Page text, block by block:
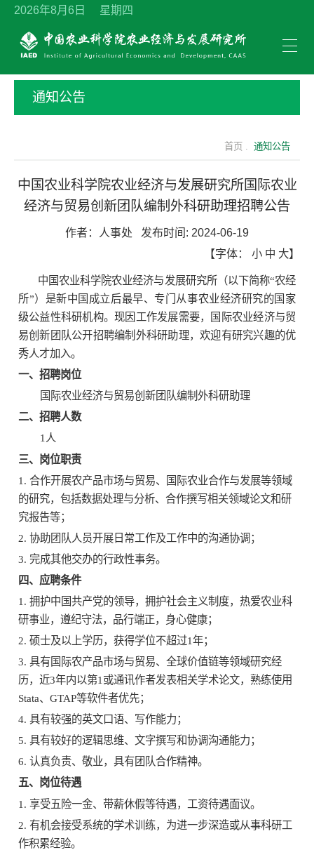
2026年8月6日 星期四
通知公告
首页 . 通知公告
中国农业科学院农业经济与发展研究所国际农业
经济与贸易创新团队编制外科研助理招聘公告
作者： 人事处 发布时间: 2024-06-19
【字体： 小 中 大】
中国农业科学院农业经济与发展研究所（以下简称“农经
所”）是新中国成立后最早、专门从事农业经济研究的国家
级公益性科研机构。现因工作发展需要，国际农业经济与贸
易创新团队公开招聘编制外科研助理，欢迎有研究兴趣的优
秀人才加入。
一、 招聘岗位
国际农业经济与贸易创新团队编制外科研助理
二、 招聘人数
1人
三、
岗位职责
1. 合作开展农产品市场与贸易、国际农业合作与发展等领域
的研究，包括数据处理与分析、合作撰写相关领域论文和研
究报告等；
2. 协助团队人员开展日常工作及工作中的沟通协调；
3. 完成其他交办的行政性事务。
四、 应聘条件
1. 拥护中国共产党的领导，拥护社会主义制度，热爱农业科
研事业，遵纪守法，品行端正，身心健康；
2. 硕士及以上学历，获得学位不超过1年；
3. 具有国际农产品市场与贸易、全球价值链等领域研究经
历，近3年内以第1或通讯作者发表相关学术论文，熟练使用
Stata、GTAP等软件者优先；
4. 具有较强的英文口语、写作能力；
5. 具有较好的逻辑思维、文字撰写和协调沟通能力；
6. 认真负责、敬业，具有团队合作精神。
五、
岗位待遇
1. 享受五险一金、带薪休假等待遇，工资待遇面议。
2. 有机会接受系统的学术训练，为进一步深造或从事科研工
作积累经验。